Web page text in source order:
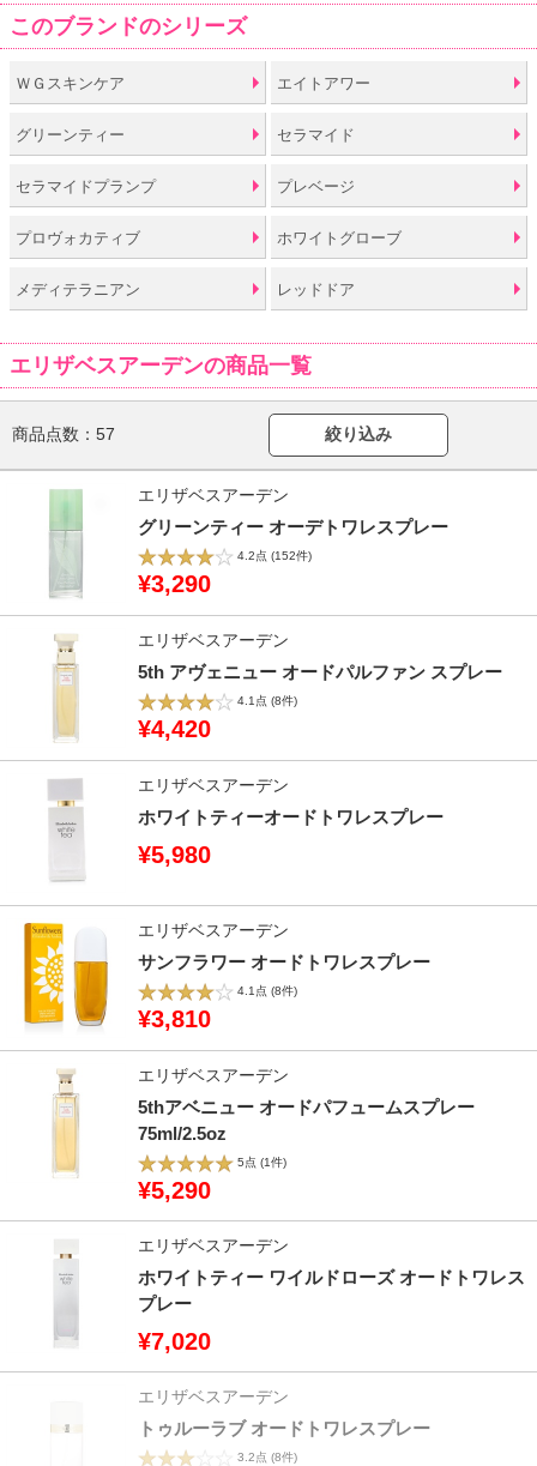
このブランドのシリーズ
ＷＧスキンケア エイトアワー
グリーンティー セラマイド
セラマイドプランプ プレベージ
プロヴォカティブ ホワイトグローブ
メディテラニアン レッドドア
エリザベスアーデンの商品一覧
商品点数： 57 絞り込み
エリザベスアーデン
グリーンティー オーデトワレスプレー
4.2点 (152件)
¥3,290
エリザベスアーデン
5th アヴェニュー オードパルファン スプレー
4.1点 (8件)
¥4,420
エリザベスアーデン
ホワイトティーオードトワレスプレー
¥5,980
エリザベスアーデン
サンフラワー オードトワレスプレー
4.1点 (8件)
¥3,810
エリザベスアーデン
5thアベニュー オードパフュームスプレー
75ml/2.5oz
5点 (1件)
¥5,290
エリザベスアーデン
ホワイトティー ワイルドローズ オードトワレス
プレー
¥7,020
エリザベスアーデン
トゥルーラブ オードトワレスプレー
3.2点 (8件)